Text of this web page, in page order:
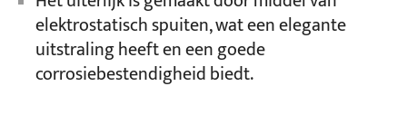
elektrostatisch spuiten, wat een elegante
uitstraling heeft en een goede
corrosiebestendigheid biedt.